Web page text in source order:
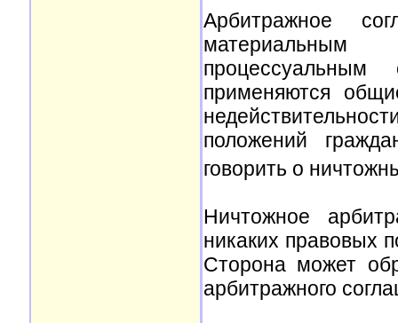
Арбитражное
материальным
применяются
положений
говорить о
Ничтожное
никаких правовых
Сторона может
арбитражного